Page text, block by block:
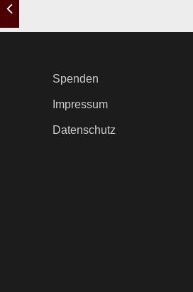
Spenden
Impressum
Datenschutz
.